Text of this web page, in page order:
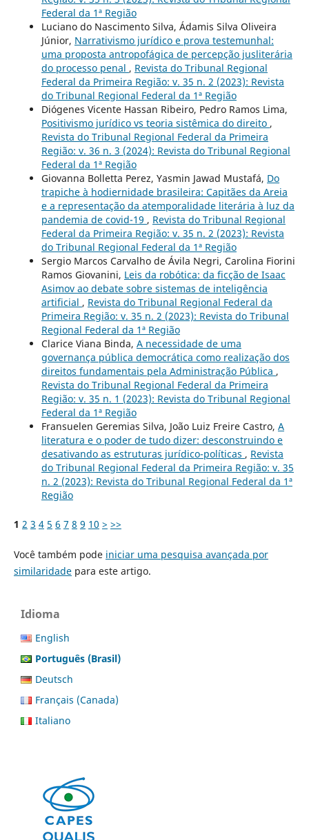
Federal da 1ª Região
Luciano do Nascimento Silva, Ádamis Silva Oliveira
Júnior, Narrativismo jurídico e prova testemunhal:
uma proposta antropofágica de percepção jusliterária
do processo penal , Revista do Tribunal Regional
Federal da Primeira Região: v. 35 n. 2 (2023): Revista
do Tribunal Regional Federal da 1ª Região
Diógenes Vicente Hassan Ribeiro, Pedro Ramos Lima,
Positivismo jurídico vs teoria sistêmica do direito ,
Revista do Tribunal Regional Federal da Primeira
Região: v. 36 n. 3 (2024): Revista do Tribunal Regional
Federal da 1ª Região
Giovanna Bolletta Perez, Yasmin Jawad Mustafá, Do
trapiche à hodiernidade brasileira: Capitães da Areia
e a representação da atemporalidade literária à luz da
pandemia de covid-19 , Revista do Tribunal Regional
Federal da Primeira Região: v. 35 n. 2 (2023): Revista
do Tribunal Regional Federal da 1ª Região
Sergio Marcos Carvalho de Ávila Negri, Carolina Fiorini
Ramos Giovanini, Leis da robótica: da ficção de Isaac
Asimov ao debate sobre sistemas de inteligência
artificial , Revista do Tribunal Regional Federal da
Primeira Região: v. 35 n. 2 (2023): Revista do Tribunal
Regional Federal da 1ª Região
Clarice Viana Binda, A necessidade de uma
governança pública democrática como realização dos
direitos fundamentais pela Administração Pública ,
Revista do Tribunal Regional Federal da Primeira
Região: v. 35 n. 1 (2023): Revista do Tribunal Regional
Federal da 1ª Região
Fransuelen Geremias Silva, João Luiz Freire Castro, A
literatura e o poder de tudo dizer: desconstruindo e
desativando as estruturas jurídico-políticas , Revista
do Tribunal Regional Federal da Primeira Região: v. 35
n. 2 (2023): Revista do Tribunal Regional Federal da 1ª
Região
1 2 3 4 5 6 7 8 9 10 > >>
Você também pode iniciar uma pesquisa avançada por
similaridadepara este artigo.
Idioma
English
Português (Brasil)
Deutsch
Français (Canada)
Italiano